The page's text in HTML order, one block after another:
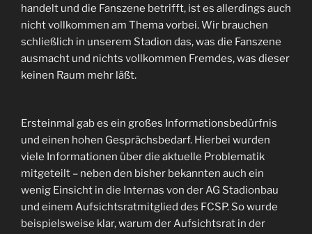
handelt und die Fanszene betrifft, ist es allerdings auch
nicht vollkommen am Thema vorbei. Wir brauchen
schließlich in unserem Stadion das, was die Fanszene
ausmacht und nichts vollkommen Fremdes, was dieser
keinen Raum mehr läßt.
Ersteinmal gab es ein großes Informationsbedürfnis
und einen hohen Gesprächsbedarf. Hierbei wurden
viele Informationen über die aktuelle Problematik
mitgeteilt – neben den bisher bekannten auch ein
wenig Einsicht in die Internas von der AG Stadionbau
und einem Aufsichtsratmitglied des FCSP. So wurde
beispielsweise klar, warum der Aufsichtsrat in der